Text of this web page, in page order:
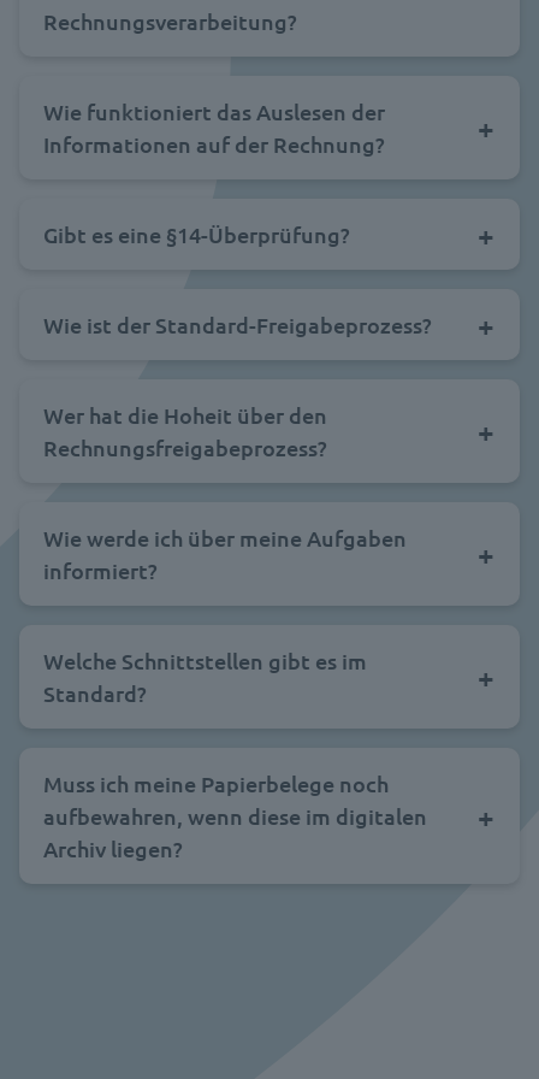
Rechnungsverarbeitung?
Wie funktioniert das Auslesen der
Informationen auf der Rechnung?
Gibt es eine §14-Überprüfung?
Wie ist der Standard-Freigabeprozess?
Wer hat die Hoheit über den
Rechnungsfreigabeprozess?
Wie werde ich über meine Aufgaben
informiert?
Welche Schnittstellen gibt es im
Standard?
Muss ich meine Papierbelege noch
aufbewahren, wenn diese im digitalen
Archiv liegen?